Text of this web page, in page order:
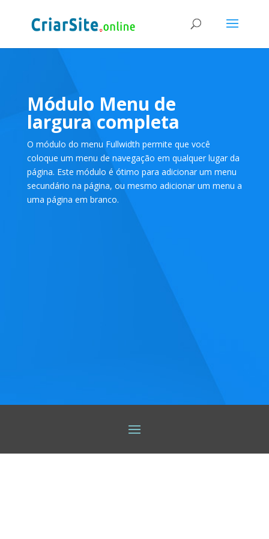
Módulo Menu de
largura completa
O módulo do menu Fullwidth permite que você
coloque um menu de navegação em qualquer lugar da
página. Este módulo é ótimo para adicionar um menu
secundário na página, ou mesmo adicionar um menu a
uma página em branco.